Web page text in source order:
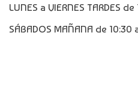
LUNES a VIERNES TARDES
SÁBADOS MAÑANA de 10:30